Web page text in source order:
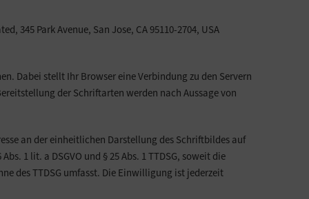
345 Park Avenue, San Jose, CA 95110-2704, USA
Dabei stellt Ihr Browser eine Verbindung zu den Servern
der Schriftarten werden nach Aussage von
an der einheitlichen Darstellung des Schriftbildes auf
1 lit. a DSGVO und § 25 Abs. 1 TTDSG, soweit die
des TTDSG umfasst. Die Einwilligung ist jederzeit